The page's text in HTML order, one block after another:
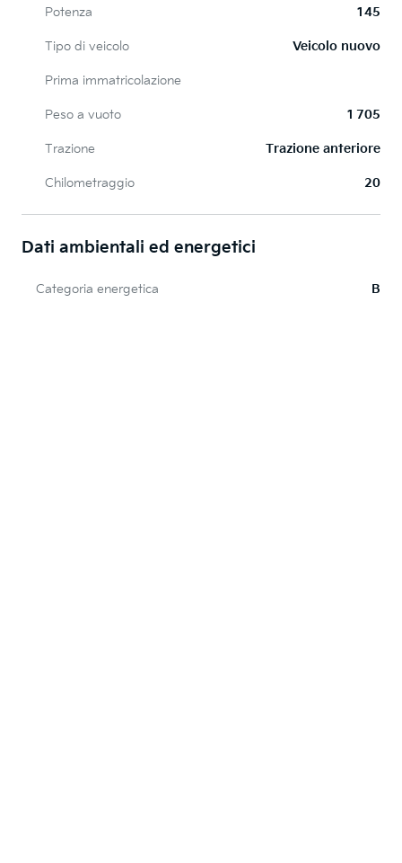
Potenza 145
Tipo di veicolo Veicolo nuovo
Prima immatricolazione
Peso a vuoto 1 705
Trazione Trazione anteriore
Chilometraggio 20
Dati ambientali ed energetici
Categoria energetica B